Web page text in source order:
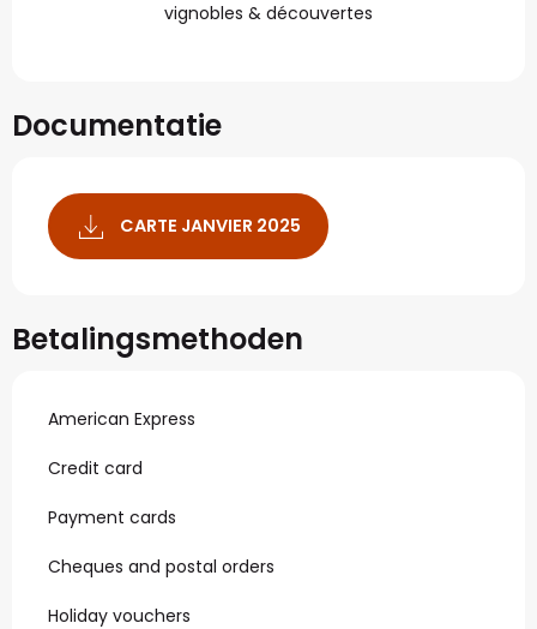
vignobles & découvertes
Documentatie
CARTE JANVIER 2025
Betalingsmethoden
American Express
Credit card
Payment cards
Cheques and postal orders
Holiday vouchers